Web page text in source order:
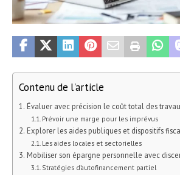
Contenu de l'article
Évaluer avec précision le coût total des
Prévoir une marge pour les imprévus
Explorer les aides publiques et dispositifs
Les aides locales et sectorielles
Mobiliser son épargne personnelle avec
Stratégies d’autofinancement partiel